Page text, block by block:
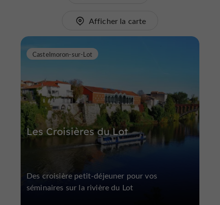
Afficher la carte
Les Croisières du Lot
Castelmoron-sur-Lot
Des croisière petit-déjeuner pour vos
séminaires sur la rivière du Lot